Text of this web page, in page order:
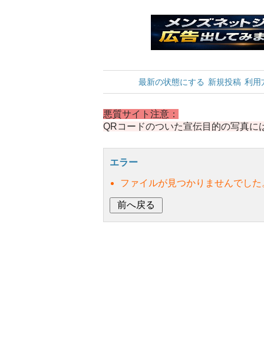
最新の状態にする 新規投稿 利用
悪質サイト注意：
QRコードのついた宣伝目的の写真に
エラー
ファイルが見つかりませんでした